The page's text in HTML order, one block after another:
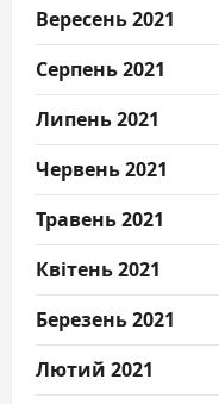
Вересень 2021
Серпень 2021
Липень 2021
Червень 2021
Травень 2021
Квітень 2021
Березень 2021
Лютий 2021